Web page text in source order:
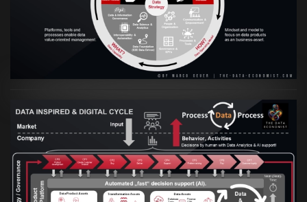
VIEW
Artikel:Prozesse und Daten müssen Hand
in Hand gehen